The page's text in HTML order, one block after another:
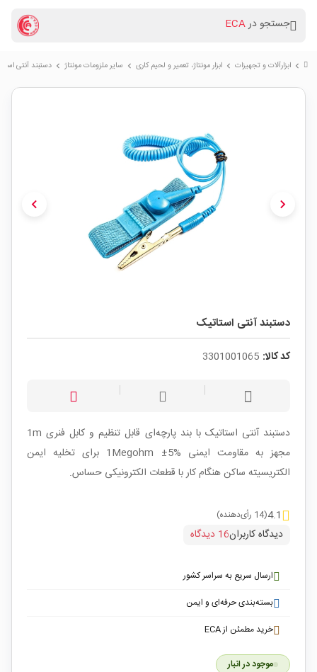
جستجو درECA
chevron_right ابزارآلات و تجهیزات chevron_right ابزار مونتاژ، تعمیر و لحیم کاری chevron_right سایر ملزومات مونتاژ chevron_right دستبند آنتی
chevron_left chevron_right
دستبند آنتی استاتیک
کد کالا: 3301001065
دستبند آنتی استاتیک با بند پارچه‌ای قابل تنظیم و کابل فنری 1m
مجهز به مقاومت ایمنی 1Megohm ±5% برای تخلیه ایمن
الکتریسیته ساکن هنگام کار با قطعات الکترونیکی حساس.
4.1(14 رأی‌دهنده)
دیدگاه کاربران16 دیدگاه
ارسال سریع به سراسر کشور
بسته‌بندی حرفه‌ای و ایمن
خرید مطمئن از ECA
موجود در انبار